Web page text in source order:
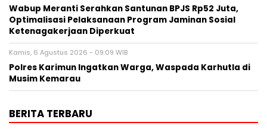
Wabup Meranti Serahkan Santunan BPJS Rp52 Juta,
Optimalisasi Pelaksanaan Program Jaminan Sosial
Ketenagakerjaan Diperkuat
Kamis, 6 Agustus 2026 - 09:09 WIB
Polres Karimun Ingatkan Warga, Waspada Karhutla di
Musim Kemarau
BERITA TERBARU